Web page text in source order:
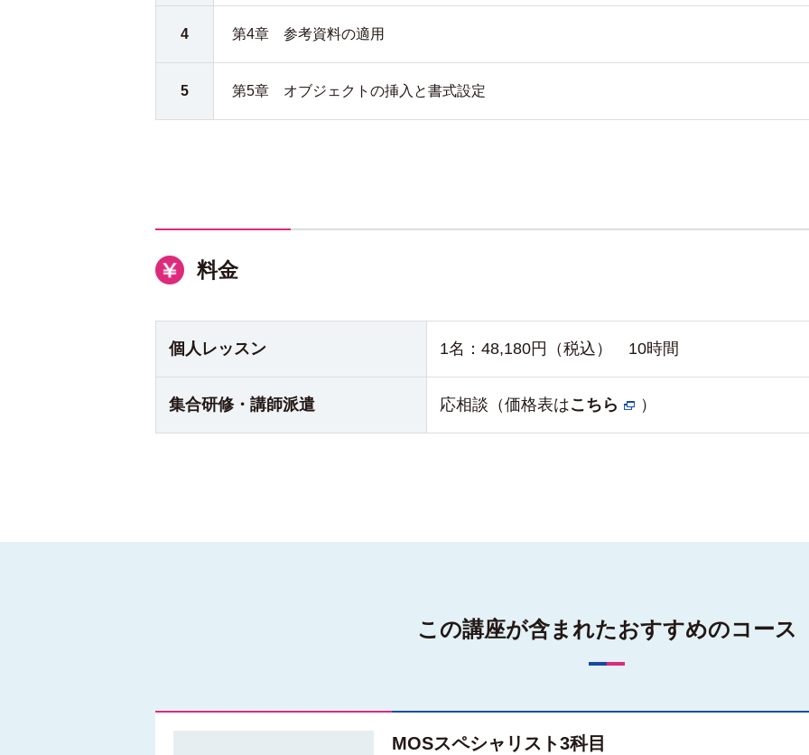
4 第4章 参考資料の適用
5 第5章 オブジェクトの挿入と書式設定
料金
個人レッスン 1名： 48,180円（税込） 10時間
集合研修・ 講師派遣 応相談（価格表はこちら ）
この講座が含まれたおすすめのコース
MOSスペシャリスト3科目